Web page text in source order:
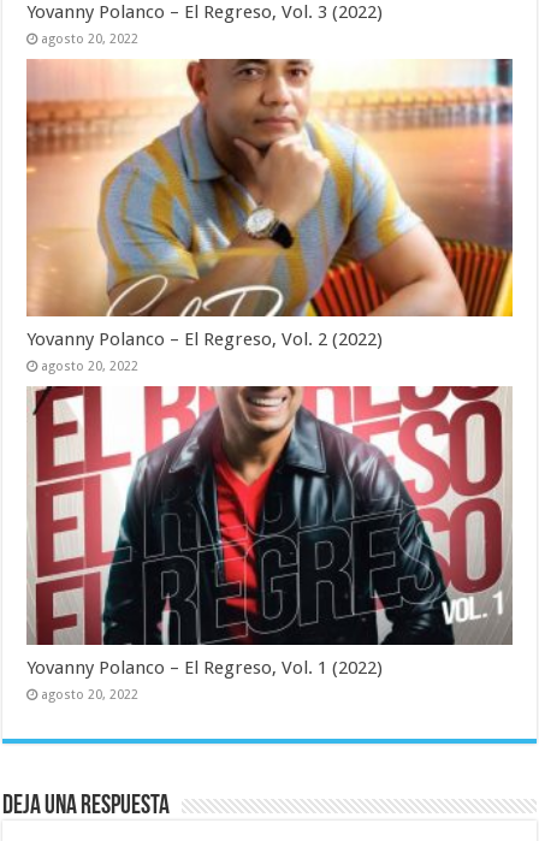
Yovanny Polanco – El Regreso, Vol. 3 (2022)
agosto 20, 2022
Yovanny Polanco – El Regreso, Vol. 2 (2022)
agosto 20, 2022
Yovanny Polanco – El Regreso, Vol. 1 (2022)
agosto 20, 2022
Deja una respuesta